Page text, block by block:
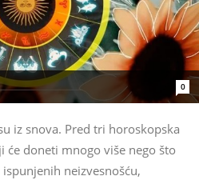
0
iz snova. Pred tri horoskopska
će doneti mnogo više nego što
neizvesnošću,